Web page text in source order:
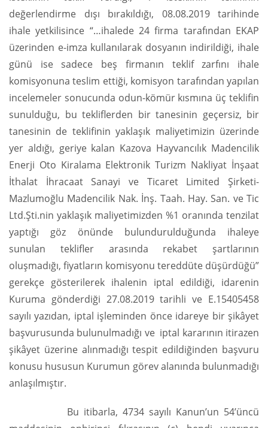
değerlendirme dışı bırakıldığı, 08.08.2019 tarihinde
ihale yetkilisince “…ihalede 24 firma tarafından EKAP
üzerinden e-imza kullanılarak dosyanın indirildiği, ihale
günü ise sadece beş firmanın teklif zarfını ihale
komisyonuna teslim ettiği, komisyon tarafından yapılan
incelemeler sonucunda odun-kömür kısmına üç teklifin
sunulduğu, bu tekliflerden bir tanesinin geçersiz, bir
tanesinin de teklifinin yaklaşık maliyetimizin üzerinde
yer aldığı, geriye kalan Kazova Hayvancılık Madencilik
Enerji Oto Kiralama Elektronik Turizm Nakliyat İnşaat
İthalat İhracaat Sanayi ve Ticaret Limited Şirketi-
Mazlumoğlu Madencilik Nak. İnş. Taah. Hay. San. ve Tic
Ltd.Şti.nin yaklaşık maliyetimizden %1 oranında tenzilat
yaptığı göz önünde bulundurulduğunda ihaleye
sunulan teklifler arasında rekabet şartlarının
oluşmadığı, fiyatların komisyonu tereddüte düşürdüğü”
gerekçe gösterilerek ihalenin iptal edildiği, idarenin
Kuruma gönderdiği 27.08.2019 tarihli ve E.15405458
sayılı yazıdan, iptal işleminden önce idareye bir şikâyet
başvurusunda bulunulmadığı ve iptal kararının itirazen
şikâyet üzerine alınmadığı tespit edildiğinden başvuru
konusu hususun Kurumun görev alanında bulunmadığı
anlaşılmıştır.
Bu itibarla, 4734 sayılı Kanun’un 54’üncü